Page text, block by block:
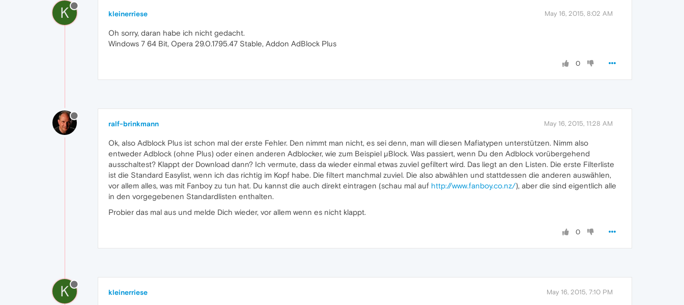
K kleinerriese May 16, 2015, 8:02 AM
Oh sorry, daran habe ich nicht gedacht.
Windows 7 64 Bit, Opera 29.0.1795.47 Stable, Addon AdBlock Plus
0
ralf-brinkmann May 16, 2015, 11:28 AM
Ok, also Adblock Plus ist schon mal der erste Fehler. Den nimmt man nicht, es sei denn, man will diesen Mafiatypen unterstützen. Nimm also
entweder Adblock (ohne Plus) oder einen anderen Adblocker, wie zum Beispiel µBlock. Was passiert, wenn Du den Adblock vorübergehend
ausschaltest? Klappt der Download dann? Ich vermute, dass da wieder einmal etwas zuviel gefiltert wird. Das liegt an den Listen. Die erste Filterliste
ist die Standard Easylist, wenn ich das richtig im Kopf habe. Die filtert manchmal zuviel. Die also abwählen und stattdessen die anderen auswählen,
vor allem alles, was mit Fanboy zu tun hat. Du kannst die auch direkt eintragen (schau mal auf http://www.fanboy.co.nz/), aber die sind eigentlich alle
in den vorgegebenen Standardlisten enthalten.
Probier das mal aus und melde Dich wieder, vor allem wenn es nicht klappt.
0
K kleinerriese May 16, 2015, 7:10 PM